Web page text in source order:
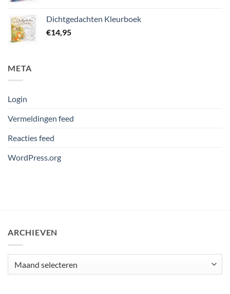
Dichtgedachten Kleurboek
€14,95
META
Login
Vermeldingen feed
Reacties feed
WordPress.org
ARCHIEVEN